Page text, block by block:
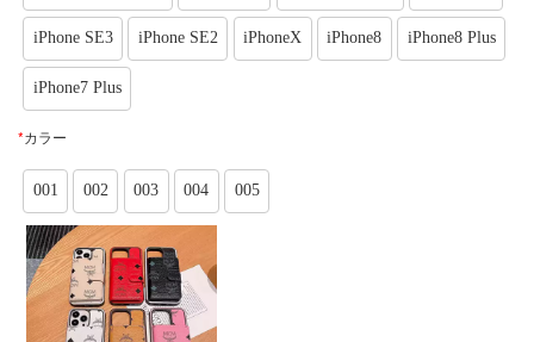
iPhone SE3 iPhone SE2 iPhoneX iPhone8 iPhone8 Plus
iPhone7 Plus
*カラー
001 002 003 004 005